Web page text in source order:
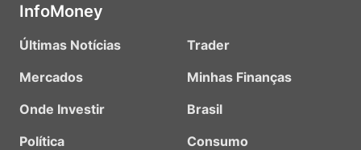
InfoMoney
Últimas Notícias
Mercados
Onde Investir
Política
Trader
Minhas Finanças
Brasil
Consumo